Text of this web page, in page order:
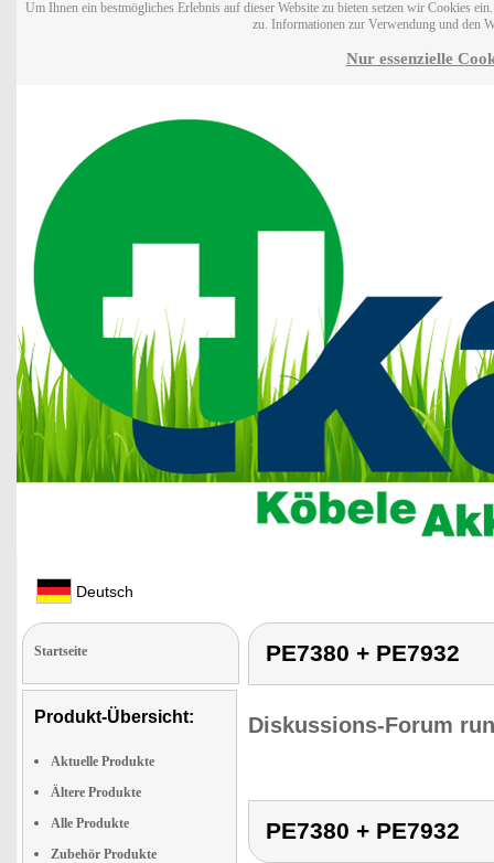
Um Ihnen ein bestmögliches Erlebnis auf dieser Website zu bieten setzen wir Cookies
zu. Informationen zur Verwendung und den
Nur essenzielle
Deutsch
Startseite
Produkt-Übersicht:
Aktuelle Produkte
Ältere Produkte
Alle Produkte
Zubehör Produkte
PE7380 + PE7932
Diskussions-Forum
PE7380 + PE7932